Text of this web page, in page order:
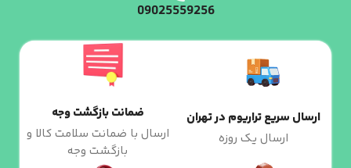
09025559256
ارسال سریع تراریوم در تهران
ارسال یک روزه
ضمانت بازگشت وجه
ارسال با ضمانت سلامت کالا و
بازگشت وجه